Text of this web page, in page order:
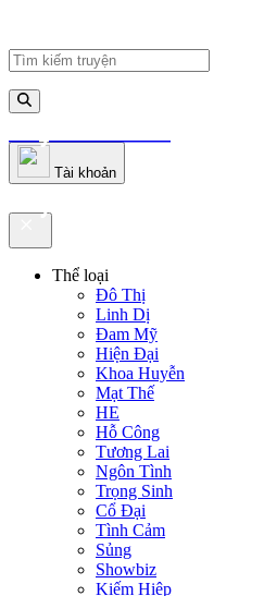
truyenfullz.com
Tài khoản
truyenfullz.com
Thể loại
Đô Thị
Linh Dị
Đam Mỹ
Hiện Đại
Khoa Huyễn
Mạt Thế
HE
Hỗ Công
Tương Lai
Ngôn Tình
Trọng Sinh
Cổ Đại
Tình Cảm
Sủng
Showbiz
Kiếm Hiệp